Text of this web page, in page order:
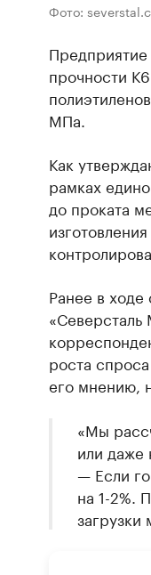
Фото:
прочности
МПа.
Как
рамках
до проката
Ранее в
роста
его мнению,
«Мы
или даже
— Если
на 1-2%.
загрузки